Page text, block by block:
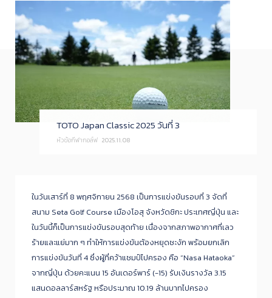
TOTO Japan Classic 2025 วันที่ 3
หัวข้อกีฬากอล์ฟ 2025.11.08
ในวันเสาร์ที่ 8 พฤศจิกายน 2568 เป็นการแข่งขันรอบที่ 3 จัดที่
สนาม Seta Golf Course เมืองโอสุ จังหวัดชิกะ ประเทศญี่ปุ่น และ
ในวันนี้ก็เป็นการแข่งขันรอบสุดท้าย เนื่องจากสภาพอากาศที่เลว
ร้ายและแย่มาก ๆ ทำให้การแข่งขันต้องหยุดชะงัก พร้อมยกเลิก
การแข่งขันวันที่ 4 ซึ่งผู้ที่คว้าแชมป์ไปครอง คือ “Nasa Hataoka”
จากญี่ปุ่น ด้วยคะแนน 15 อันเดอร์พาร์ (-15) รับเงินรางวัล 3.15
แสนดอลลาร์สหรัฐ หรือประมาณ 10.19 ล้านบาทไปครอง